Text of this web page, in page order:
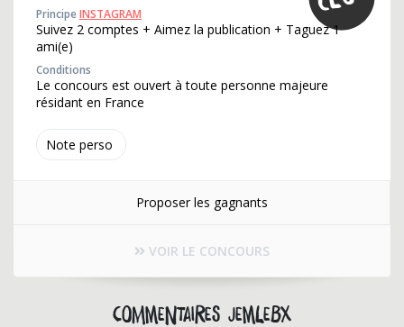
Note perso
PrincipeINSTAGRAM
Suivez 2 comptes + Aimez la publication + Taguez 1
ami(e)
Conditions
Le concours est ouvert à toute personne majeure
résidant en France
Proposer les gagnants
VOIR LE CONCOURS
Commentaires jemlebx